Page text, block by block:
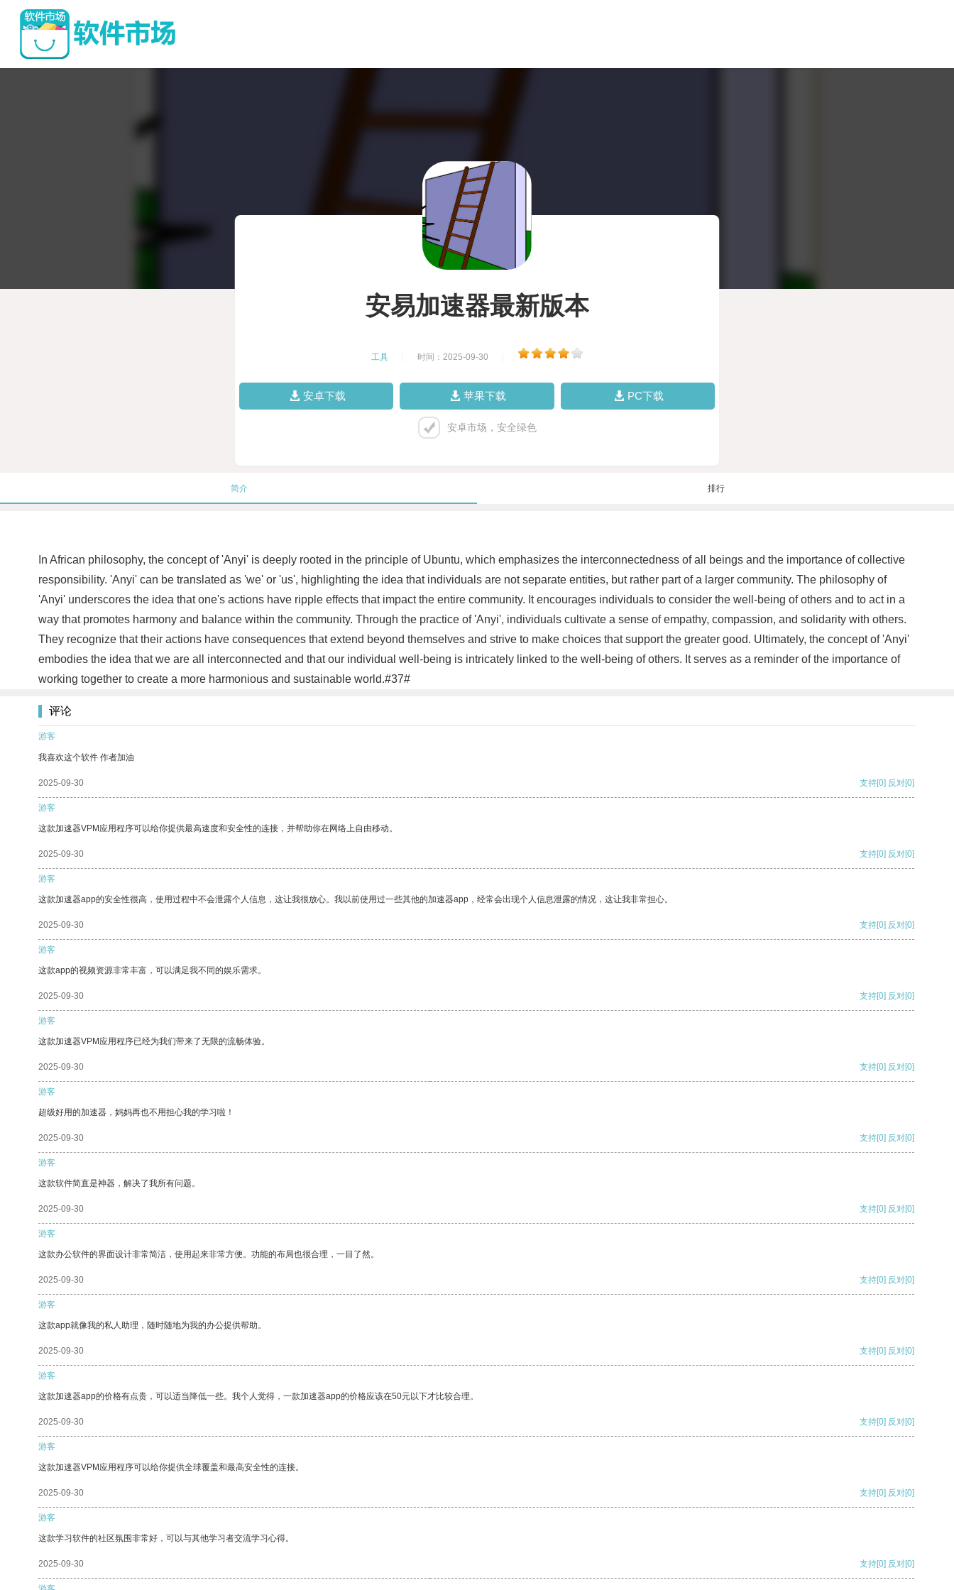
安易加速器最新版本
工具 时间：2025-09-30
安卓下载 苹果下载 PC下载
安卓市场，安全绿色
简介 排行
In African philosophy, the concept of 'Anyi' is deeply rooted in the principle of Ubuntu, which emphasizes the interconnectedness of all beings and the importance of collective
responsibility. 'Anyi' can be translated as 'we' or 'us', highlighting the idea that individuals are not separate entities, but rather part of a larger community. The philosophy of
'Anyi' underscores the idea that one's actions have ripple effects that impact the entire community. It encourages individuals to consider the well-being of others and to act in a
way that promotes harmony and balance within the community. Through the practice of 'Anyi', individuals cultivate a sense of empathy, compassion, and solidarity with others.
They recognize that their actions have consequences that extend beyond themselves and strive to make choices that support the greater good. Ultimately, the concept of 'Anyi'
embodies the idea that we are all interconnected and that our individual well-being is intricately linked to the well-being of others. It serves as a reminder of the importance of
working together to create a more harmonious and sustainable world.#37#
评论
游客
我喜欢这个软件 作者加油
2025-09-30 支持[0] 反对[0]
游客
这款加速器VPM应用程序可以给你提供最高速度和安全性的连接，并帮助你在网络上自由移动。
2025-09-30 支持[0] 反对[0]
游客
这款加速器app的安全性很高，使用过程中不会泄露个人信息，这让我很放心。我以前使用过一些其他的加速器app，经常会出现个人信息泄露的情况，这让我非常担心。
2025-09-30 支持[0] 反对[0]
游客
这款app的视频资源非常丰富，可以满足我不同的娱乐需求。
2025-09-30 支持[0] 反对[0]
游客
这款加速器VPM应用程序已经为我们带来了无限的流畅体验。
2025-09-30 支持[0] 反对[0]
游客
超级好用的加速器，妈妈再也不用担心我的学习啦！
2025-09-30 支持[0] 反对[0]
游客
这款软件简直是神器，解决了我所有问题。
2025-09-30 支持[0] 反对[0]
游客
这款办公软件的界面设计非常简洁，使用起来非常方便。功能的布局也很合理，一目了然。
2025-09-30 支持[0] 反对[0]
游客
这款app就像我的私人助理，随时随地为我的办公提供帮助。
2025-09-30 支持[0] 反对[0]
游客
这款加速器app的价格有点贵，可以适当降低一些。我个人觉得，一款加速器app的价格应该在50元以下才比较合理。
2025-09-30 支持[0] 反对[0]
游客
这款加速器VPM应用程序可以给你提供全球覆盖和最高安全性的连接。
2025-09-30 支持[0] 反对[0]
游客
这款学习软件的社区氛围非常好，可以与其他学习者交流学习心得。
2025-09-30 支持[0] 反对[0]